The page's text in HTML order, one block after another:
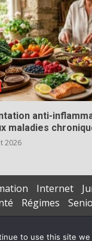
anti-
maladies
2026
Internet
Régimes
to use this site